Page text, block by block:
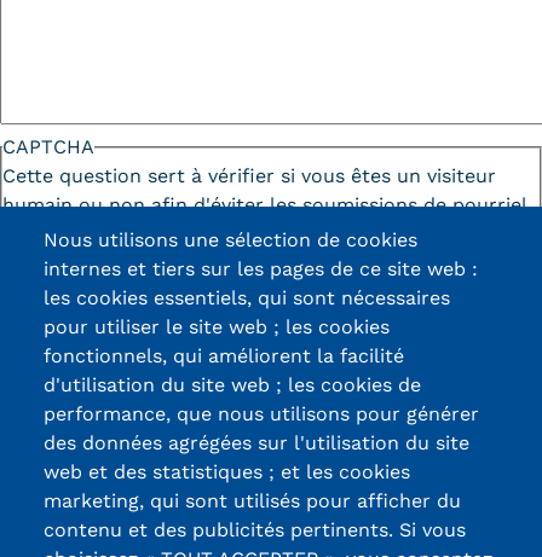
CAPTCHA
Cette question sert à vérifier si vous êtes un visiteur
humain ou non afin d'éviter les soumissions de pourriel
(spam) automatisées.
13, Rue Ernest
Certifications /
Labels qualité
Nous utilisons une sélection de cookies
internes et tiers sur les pages de ce site web :
les cookies essentiels, qui sont nécessaires
pour utiliser le site web ; les cookies
fonctionnels, qui améliorent la facilité
d'utilisation du site web ; les cookies de
performance, que nous utilisons pour générer
des données agrégées sur l'utilisation du site
web et des statistiques ; et les cookies
marketing, qui sont utilisés pour afficher du
contenu et des publicités pertinents. Si vous